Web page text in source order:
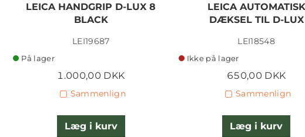
LEICA HANDGRIP D-LUX 8
BLACK
LEI19687
På lager
1.000,00 DKK
Sammenlign
Læg i kurv
LEICA AUTOMATISK
DÆKSEL TIL D-LUX
LEI18548
Ikke på lager
650,00 DKK
Sammenlign
Læg i kurv